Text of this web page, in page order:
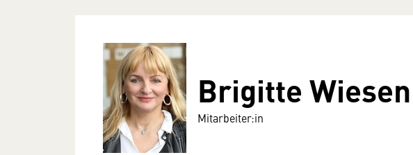
Brigitte
Mitarbeiter:in